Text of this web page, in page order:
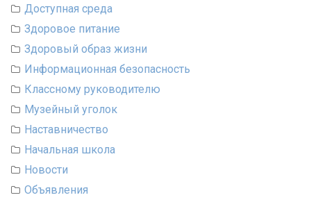
Доступная среда
Здоровое питание
Здоровый образ жизни
Информационная безопасность
Классному руководителю
Музейный уголок
Наставничество
Начальная школа
Новости
Объявления